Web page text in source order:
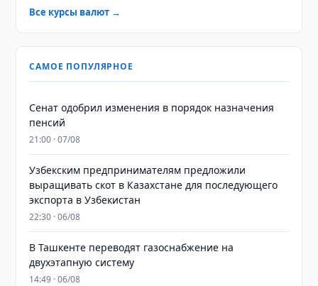
Все курсы валют →
САМОЕ ПОПУЛЯРНОЕ
Сенат одобрил изменения в порядок назначения
пенсий
21:00 · 07/08
Узбекским предпринимателям предложили
выращивать скот в Казахстане для последующего
экспорта в Узбекистан
22:30 · 06/08
В Ташкенте переводят газоснабжение на
двухэтапную систему
14:49 · 06/08